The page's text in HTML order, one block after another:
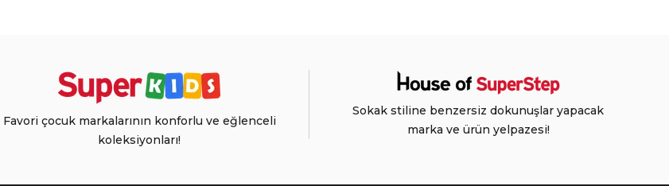
Favori çocuk markalarının konforlu ve eğlenceli
koleksiyonları!
Sokak stiline benzersiz dokunuşlar yapacak
marka ve ürün yelpazesi!